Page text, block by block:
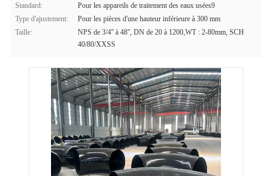
Standard:
Pour les appareils de traitement des eaux usées9
Type d'ajustement:
Pour les pièces d'une hauteur inférieure à 300 mm
Taille:
NPS de 3/4'' à 48'', DN de 20 à 1200,WT : 2-80mm, SCH
40/80/XXSS